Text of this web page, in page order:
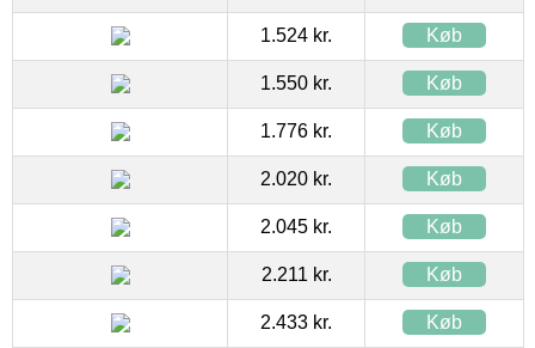
1.524 kr. Køb
1.550 kr. Køb
1.776 kr. Køb
2.020 kr. Køb
2.045 kr. Køb
2.211 kr. Køb
2.433 kr. Køb